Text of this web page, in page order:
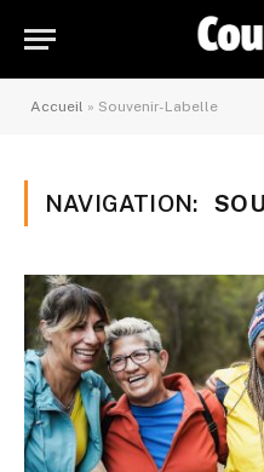
Accueil » Souvenir-Labelle
NAVIGATION: